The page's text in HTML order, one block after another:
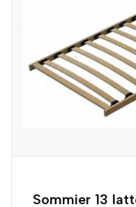
Sommier 13